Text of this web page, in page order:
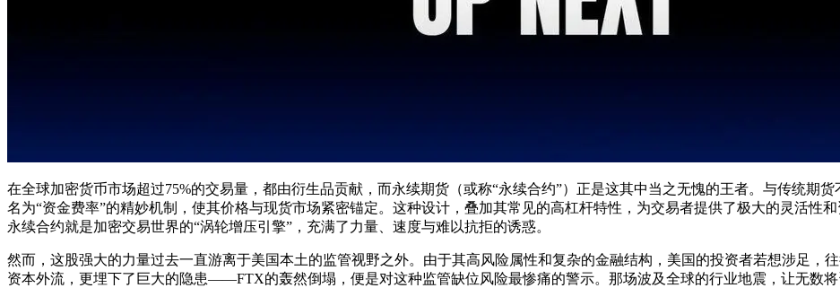
在全球加密货币市场超过75%的交易量，都由衍生品贡献，而永续期货（或称“永续合约”）正是这其中当之无愧的王者。与传统期
名为“资金费率”的精妙机制，使其价格与现货市场紧密锚定。这种设计，叠加其常见的高杠杆特性，为交易者提供了极大的灵活性
永续合约就是加密交易世界的“涡轮增压引擎”，充满了力量、速度与难以抗拒的诱惑。
然而，这股强大的力量过去一直游离于美国本土的监管视野之外。由于其高风险属性和复杂的金融结构，美国的投资者若想涉足，
资本外流，更埋下了巨大的隐患——FTX的轰然倒塌，便是对这种监管缺位风险最惨痛的警示。那场波及全球的行业地震，让无数